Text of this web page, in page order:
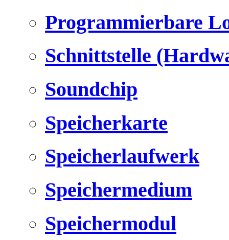
Programmierbare
Schnittstelle
Soundchip
Speicherkarte
Speicherlaufwerk
Speichermedium
Speichermodul